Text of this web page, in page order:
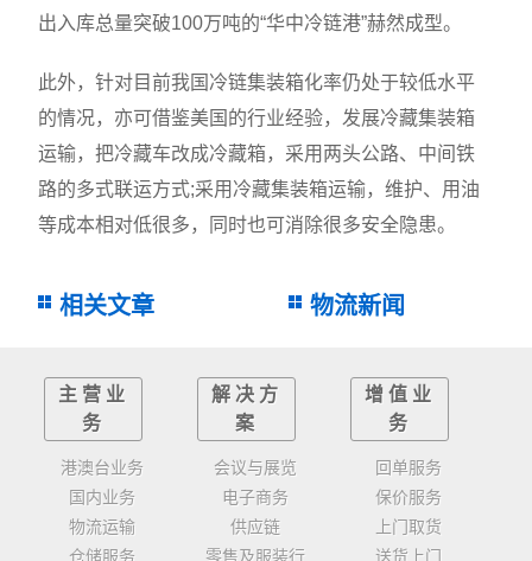
出入库总量突破100万吨的“华中冷链港”赫然成型。
此外，针对目前我国冷链集装箱化率仍处于较低水平
的情况，亦可借鉴美国的行业经验，发展冷藏集装箱
运输，把冷藏车改成冷藏箱，采用两头公路、中间铁
路的多式联运方式;采用冷藏集装箱运输，维护、用油
等成本相对低很多，同时也可消除很多安全隐患。
相关文章 物流新闻
主营业
务
港澳台业务
国内业务
物流运输
仓储服务
解决方
案
会议与展览
电子商务
供应链
零售及服装行
增值业
务
回单服务
保价服务
上门取货
送货上门